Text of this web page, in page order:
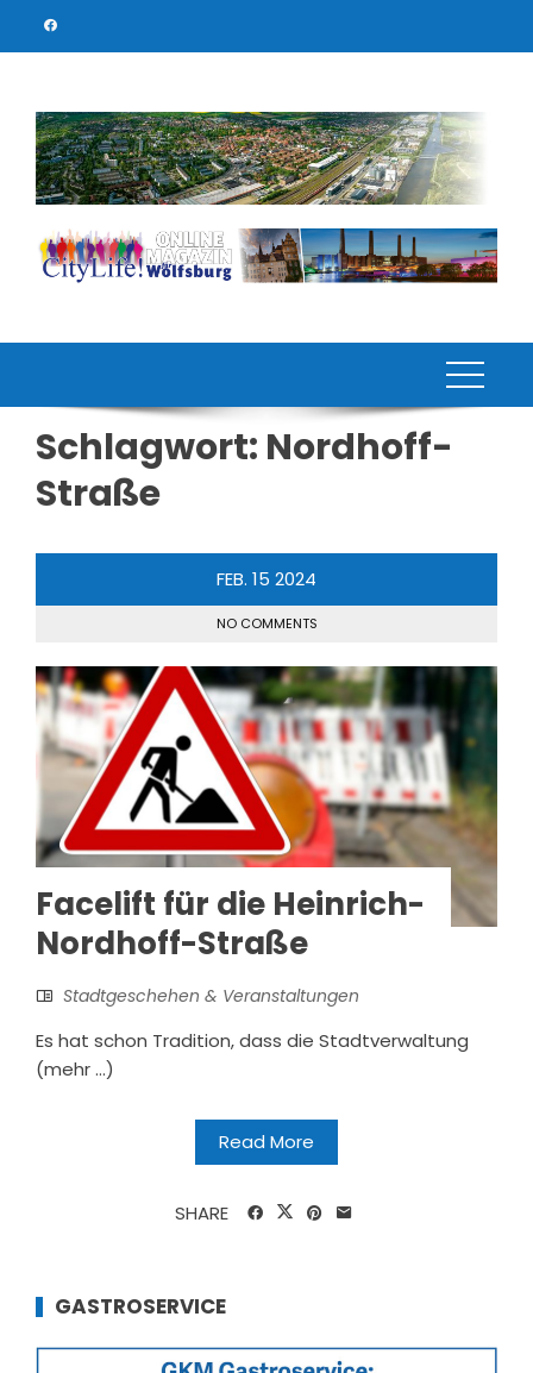
Schlagwort: Nordhoff-
Straße
FEB. 15 2024
NO COMMENTS
Facelift für die Heinrich-
Nordhoff-Straße
Stadtgeschehen & Veranstaltungen
Es hat schon Tradition, dass die Stadtverwaltung
(mehr …)
Read More
SHARE
GASTROSERVICE